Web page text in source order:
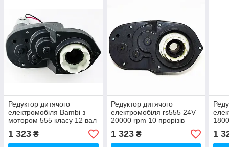
Редуктор дитячого
електромобіля Bambi з
мотором 555 класу 12 вал
20000RPM 24V
1 323 ₴
Редуктор дитячого
електромобіля rs555 24V
20000 rpm 10 прорізів
20вал
1 323₴ 1